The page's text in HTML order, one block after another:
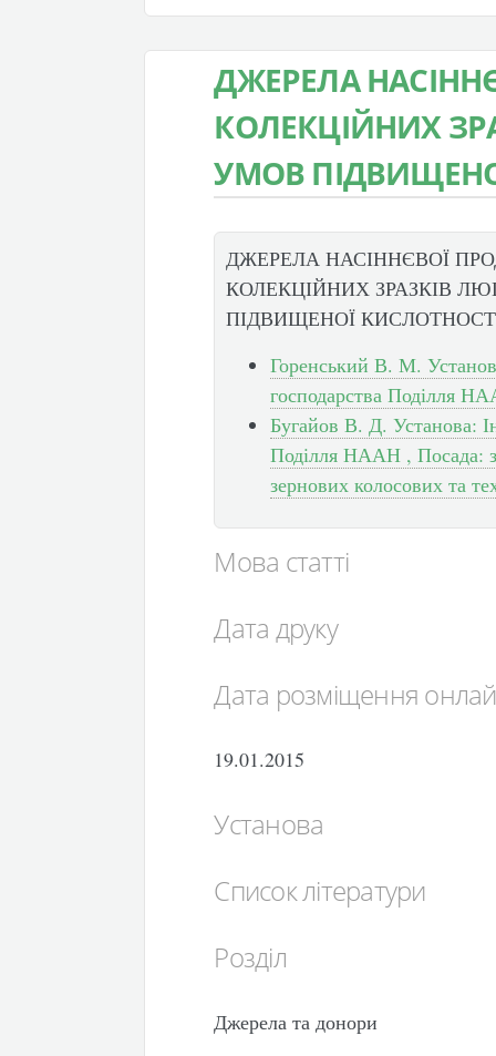
ДЖЕРЕЛА
КОЛЕКЦІЙНИХ
УМОВ
ДЖЕРЕЛА НАСІННЄВОЇ
КОЛЕКЦІЙНИХ ЗРАЗКІВ
ПІДВИЩЕНОЇ
Горенський В. М.
господарства Поділля
Бугайов В. Д. Установа:
Поділля НААН , Посада:
зернових колосових та
Мова статті
Дата друку
Дата розміщення
19.01.2015
Установа
Список літератури
Розділ
Джерела та донори